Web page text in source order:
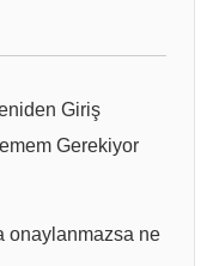
Giriş
Gerekiyor
onaylanmazsa ne